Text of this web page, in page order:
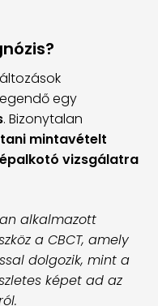
egy
. Bizonytalan
mintavételt
vizsgálatra
alkalmazott
a CBCT, amely
dolgozik, mint a
képet ad az